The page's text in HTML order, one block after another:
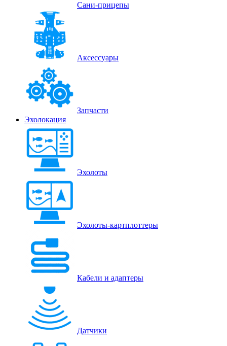
Сани-прицепы
Аксессуары
Запчасти
Эхолокация
Эхолоты
Эхолоты-картплоттеры
Кабели и адаптеры
Датчики